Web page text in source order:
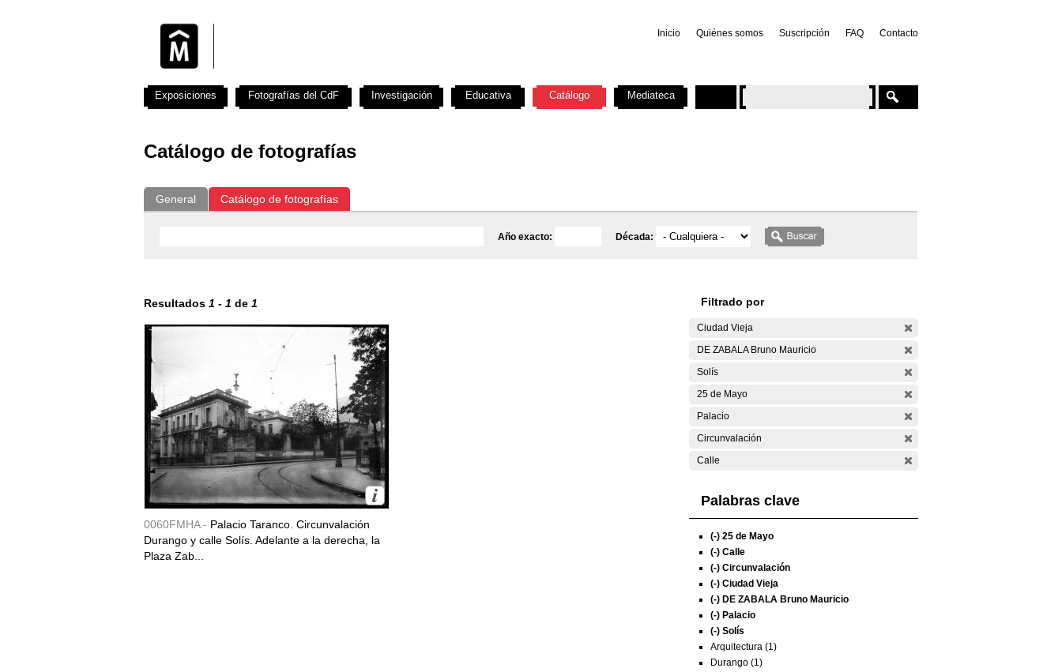
Inicio Quiénes somos Suscripción FAQ Contacto
Catálogo de fotografías
General Catálogo de fotografías
Año exacto: Década:
Resultados 1 - 1 de 1
0060FMHA - Palacio Taranco. Circunvalación
Durango y calle Solís. Adelante a la derecha, la
Plaza Zab...
Filtrado por
Ciudad Vieja
DE ZABALA Bruno Mauricio
Solís
25 de Mayo
Palacio
Circunvalación
Calle
Palabras clave
(-) 25 de Mayo
(-) Calle
(-) Circunvalación
(-) Ciudad Vieja
(-) DE ZABALA Bruno Mauricio
(-) Palacio
(-) Solís
Arquitectura (1)
Durango (1)
Exposiciones Fotografías del CdF Investigación Educativa Catálogo Mediateca